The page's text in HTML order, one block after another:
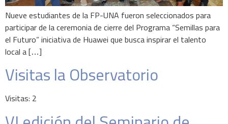
Nueve estudiantes de la FP-UNA fueron seleccionados para
participar de la ceremonia de cierre del Programa “Semillas para
el Futuro” iniciativa de Huawei que busca inspirar el talento
local a […]
Visitas la Observatorio
Visitas: 2